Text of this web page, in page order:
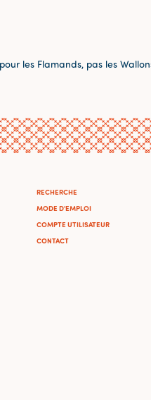
les Flamands, pas les
RECHERCHE
MODE D'EMPLOI
COMPTE UTILISATEUR
CONTACT